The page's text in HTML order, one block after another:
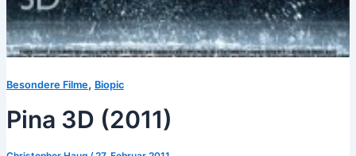
Besondere Filme, Biopic
Pina 3D (2011)